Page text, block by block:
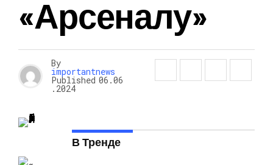
«Арсеналу»
By
importantnews
Published 06.06
.2024
В Тренде